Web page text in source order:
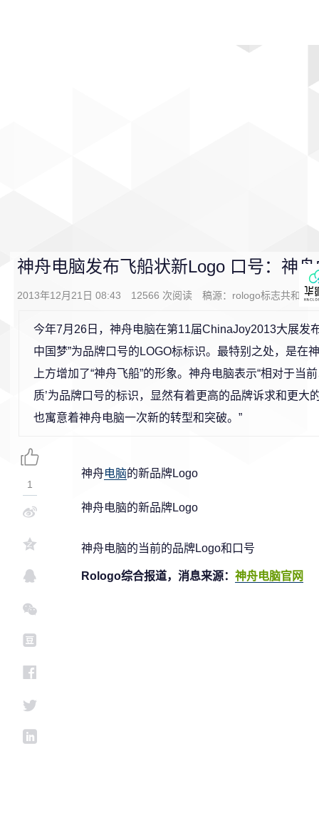
神舟电脑发布飞船状新Logo 口号：神
2013年12月21日 08:43 12566 次阅读 稿源：rologo标志共和国
今年7月26日，神舟电脑在第11届ChinaJoy2013大展发
中国梦”为品牌口号的LOGO标标识。最特别之处，是在
上方增加了“神舟飞船”的形象。神舟电脑表示“相对于当
质’为品牌口号的标识，显然有着更高的品牌诉求和更大
也寓意着神舟电脑一次新的转型和突破。”
神舟电脑的新品牌Logo
神舟电脑的新品牌Logo
神舟电脑的当前的品牌Logo和口号
Rologo综合报道，消息来源： 神舟电脑官网
1